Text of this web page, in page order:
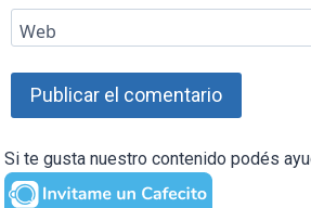
Web
Si te gusta nuestro contenido podés